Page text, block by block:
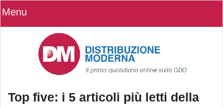
Menu
Top five: i 5 articoli più letti della